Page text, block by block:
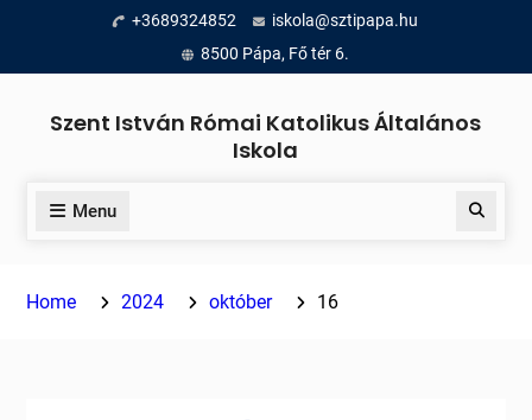
content
+3689324852
iskola@sztipapa.hu
8500 Pápa, Fő tér 6.
Szent István Római Katolikus Általános
Iskola
Menu Search
Home 2024 október 16